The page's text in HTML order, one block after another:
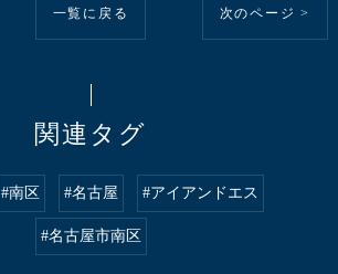
一覧に戻る 次のページ >
関連タグ
#南区 #名古屋 #アイアンドエス
#名古屋市南区